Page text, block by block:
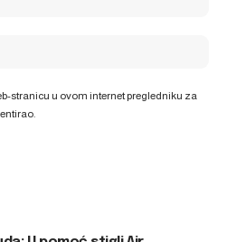
stranicu u ovom internet pregledniku za